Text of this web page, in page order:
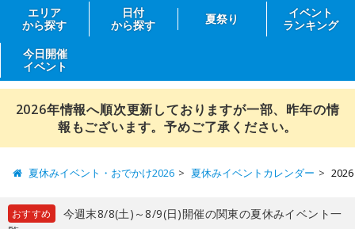
エリア
から探す
日付
から探す
夏祭り
イベント
ランキング
今日開催
イベント
2026年情報へ順次更新しておりますが一部、昨年の情
報もございます。予めご了承ください。
夏休みイベント・おでかけ2026 夏休みイベントカレンダー
おすすめ
今週末8/8(土)～8/9(日)開催の関東の夏休みイベント一